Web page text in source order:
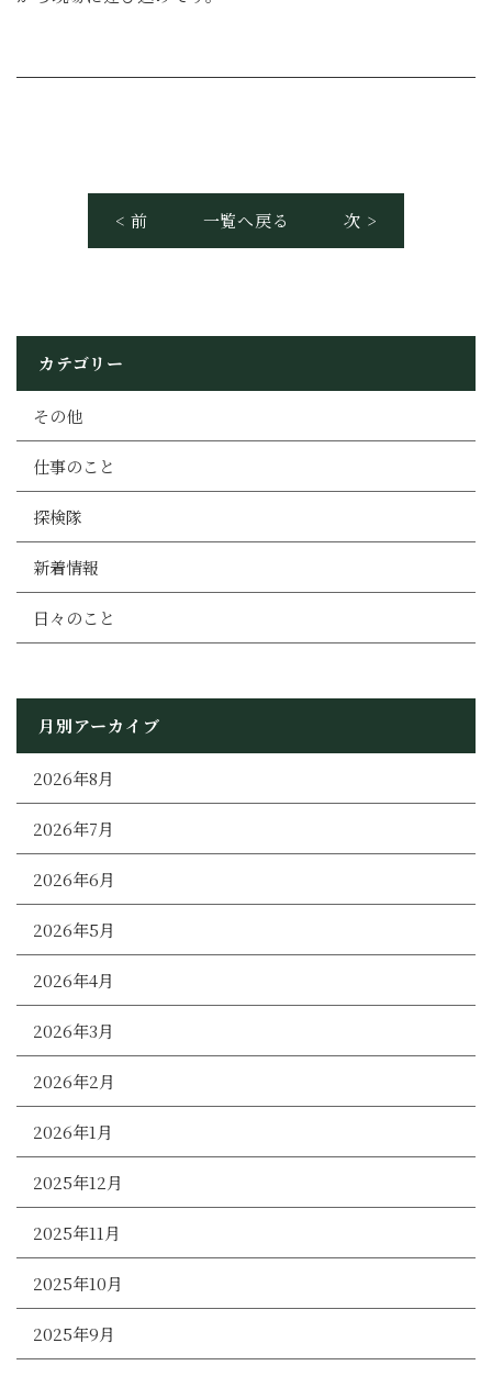
< 前 一覧へ戻る 次 >
カテゴリー
その他
仕事のこと
探検隊
新着情報
日々のこと
月別アーカイブ
2026年8月
2026年7月
2026年6月
2026年5月
2026年4月
2026年3月
2026年2月
2026年1月
2025年12月
2025年11月
2025年10月
2025年9月